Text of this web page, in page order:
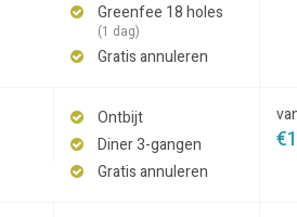
Greenfee 18 holes
(1 dag)
Gratis annuleren
Ontbijt
Diner 3-gangen
Gratis annuleren
€